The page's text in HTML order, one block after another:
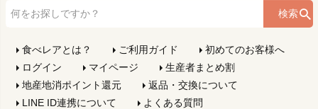
検索
食べレアとは？ ご利用ガイド
初めてのお客様へ
ログイン
マイページ
生産者まとめ割
地産地消ポイント還元
返品・交換について
LINE ID連携について
よくある質問